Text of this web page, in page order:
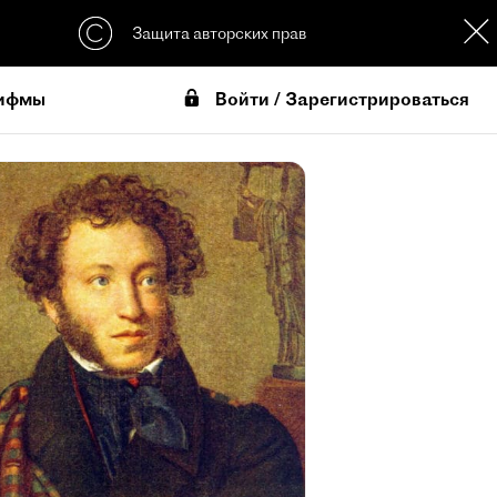
Защита авторских прав
Войти / Зарегистрироваться